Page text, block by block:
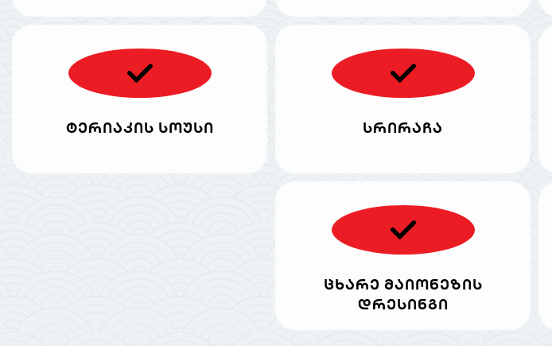
ტერიაკის სოუსი სრირაჩა
ცხარე მაიონეზის
დრესინგი